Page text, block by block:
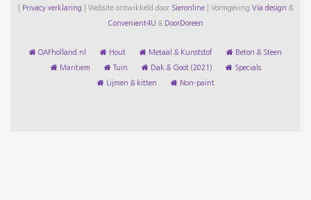
Privacy verklaring Website ontwikkeld door Sieronline Vormgeving Via design &
Convenient4U & DoorDoreen
OAFholland.nl Hout Metaal & Kunststof Beton & Steen
Maritiem Tuin Dak & Goot (2021) Specials
Lijmen & kitten Non-paint